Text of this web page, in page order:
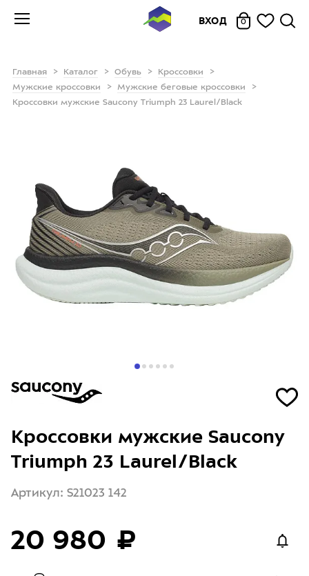
ВХОД 0
Главная Каталог Обувь
Кроссовки
Мужские кроссовки
Мужские беговые кроссовки
Кроссовки мужские Saucony Triumph 23 Laurel/Black
Кроссовки мужские Saucony
Triumph 23 Laurel/Black
Артикул: S21023 142
20 980 ₽